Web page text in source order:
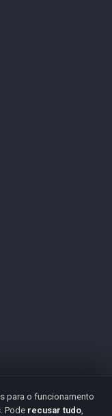
para o funcionamento
Pode recusar tudo,